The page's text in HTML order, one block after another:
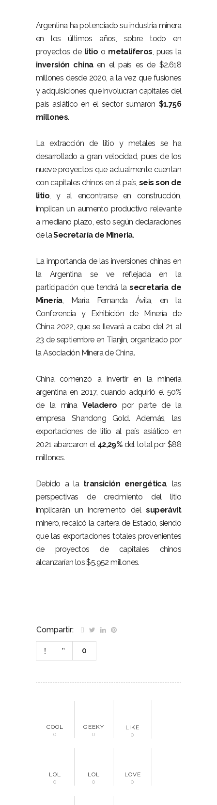
Argentina ha potenciado su industria minera
en los últimos años, sobre todo en
proyectos de litio o metalíferos, pues la
inversión chinaen el país es de $2.618
millones desde 2020, a la vez que fusiones
y adquisiciones que involucran capitales del
país asiático en el sector sumaron $1.756
millones.
La extracción de litio y metales se ha
desarrollado a gran velocidad, pues de los
nueve proyectos que actualmente cuentan
con capitales chinos en el país, seis son de
litio, y al encontrarse en construcción,
implican un aumento productivo relevante
a mediano plazo, esto según declaraciones
de laSecretaría de Minería.
La importancia de las inversiones chinas en
la Argentina se ve reflejada en la
participación que tendrá lasecretaria de
Minería, María Fernanda Ávila, en la
Conferencia y Exhibición de Minería de
China 2022, que se llevará a cabo del 21 al
23 de septiembre en Tianjin, organizado por
la Asociación Minera de China.
China comenzó a invertir en la minería
argentina en 2017, cuando adquirió el 50%
de la minaVeladero por parte de la
empresa Shandong Gold. Además, las
exportaciones de litio al país asiático en
2021 abarcaron el 42,29%del total por $88
millones.
Debido a la transición energética, las
perspectivas de crecimiento del litio
implicarán un incremento delsuperávit
minero, recalcó la cartera de Estado, siendo
que las exportaciones totales provenientes
de proyectos de capitales chinos
alcanzarían los $5.952 millones.
Compartir:
0
COOL
0
GEEKY
0
LIKE
0
LOL
0
LOL
0
LOVE
0